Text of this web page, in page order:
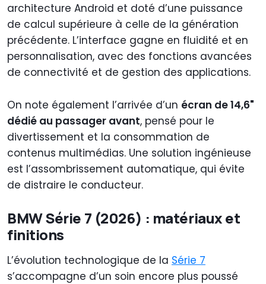
architecture Android et doté d’une puissance
de calcul supérieure à celle de la génération
précédente. L’interface gagne en fluidité et en
personnalisation, avec des fonctions avancées
de connectivité et de gestion des applications.
On note également l’arrivée d’un écran de 14,6"
dédié au passager avant, pensé pour le
divertissement et la consommation de
contenus multimédias. Une solution ingénieuse
est l’assombrissement automatique, qui évite
de distraire le conducteur.
BMW Série 7 (2026) : matériaux et
finitions
L’évolution technologique de la Série 7
s’accompagne d’un soin encore plus poussé